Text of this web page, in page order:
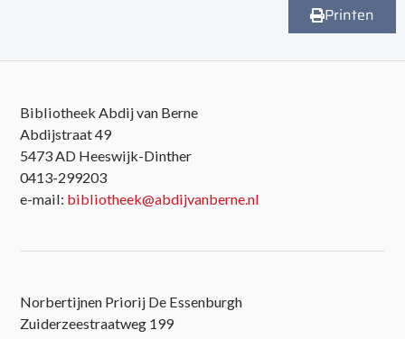
Printen
Bibliotheek Abdij van Berne
Abdijstraat 49
5473 AD Heeswijk-Dinther
0413-299203
e-mail: bibliotheek@abdijvanberne.nl
Norbertijnen Priorij De Essenburgh
Zuiderzeestraatweg 199